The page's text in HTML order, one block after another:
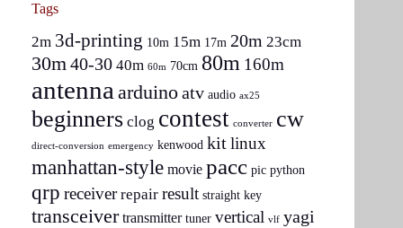
Tags
2m 3d-printing 10m 15m 17m 20m 23cm
30m 40-30 40m 60m 70cm 80m 160m
antenna arduinoatv audio ax25
beginners clog contest converter cw
direct-conversion emergency kenwood kitlinux
manhattan-style movie pacc pic python
qrp receiver repair result straight key
transceiver transmitter tuner vertical vlf yagi